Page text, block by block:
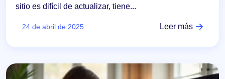
sitio es difícil de actualizar, tiene...
24 de abril de 2025 Leer más